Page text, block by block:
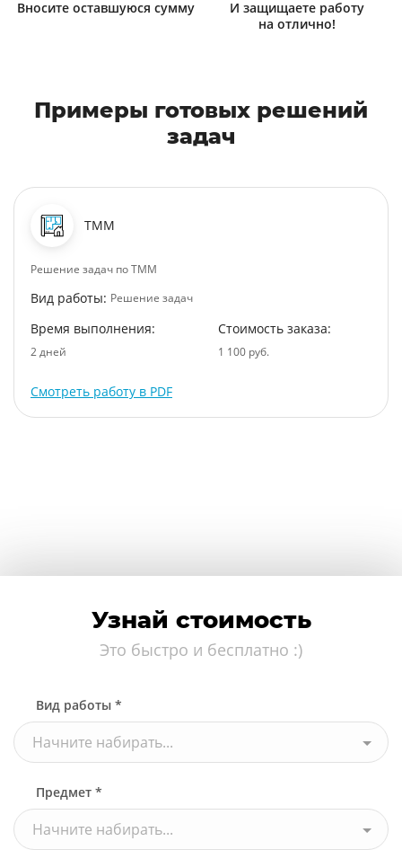
Вносите оставшуюся сумму
И защищаете работу
на отлично!
Примеры готовых решений
задач
ТММ
Решение задач по ТММ
Вид работы: Решение задач
Время выполнения:
2 дней
Стоимость заказа:
1 100 руб.
Смотреть работу в PDF
Узнай стоимость
Это быстро и бесплатно :)
Вид работы *
Начните набирать...
Предмет *
Начните набирать...